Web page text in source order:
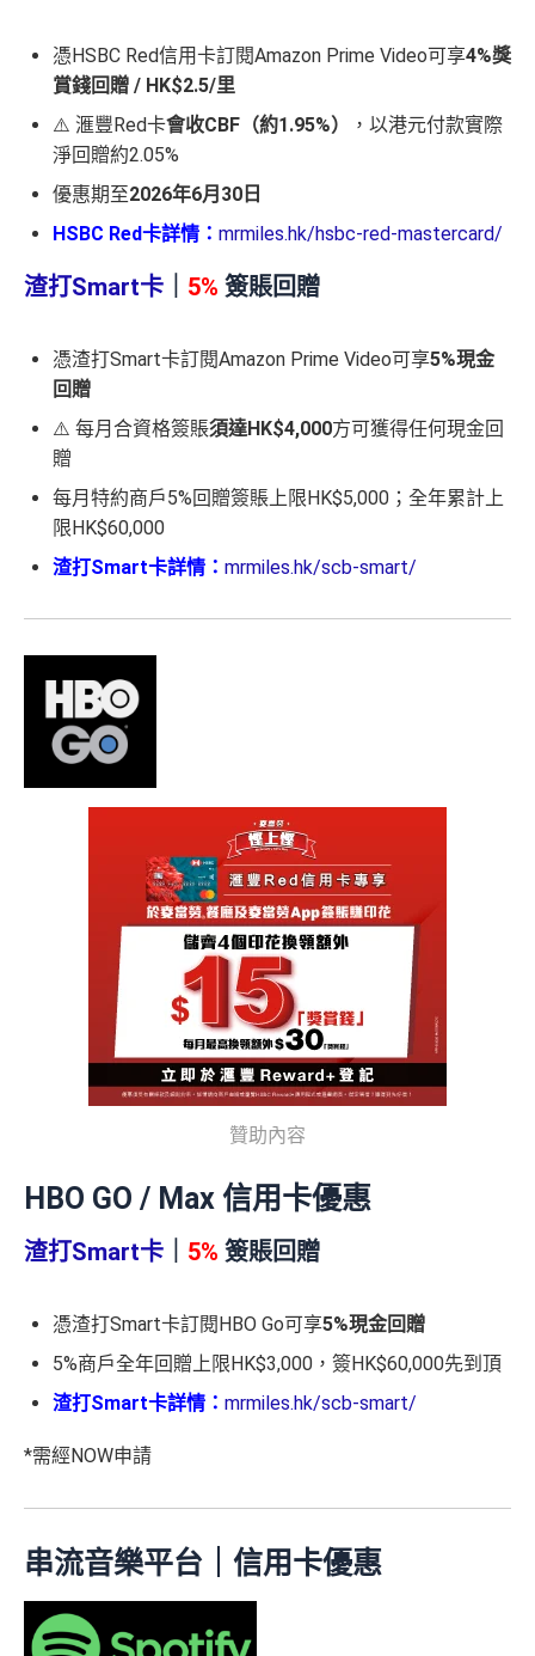
憑HSBC Red信用卡訂閱Amazon Prime Video可享4%獎
賞錢回贈 / HK$2.5/里
⚠️ 滙豐Red卡會收CBF（約1.95%）
，以港元付款實際
淨回贈約2.05%
優惠期至2026年6月30日
HSBC Red卡詳情： mrmiles.hk/hsbc-red-mastercard/
渣打Smart卡 5% 簽賬回贈
憑渣打Smart卡訂閱Amazon Prime Video可享5%現金
回贈
⚠️ 每月合資格簽賬須達HK$4,000方可獲得任何現金回
贈
每月特約商戶5%回贈簽賬上限HK$5,000；全年累計上
限HK$60,000
渣打Smart卡詳情： mrmiles.hk/scb-smart/
贊助內容
HBO GO / Max 信用卡優惠
渣打Smart卡 5% 簽賬回贈
憑渣打Smart卡訂閱HBO Go可享5%現金回贈
5%商戶全年回贈上限HK$3,000，簽HK$60,000先到頂
渣打Smart卡詳情： mrmiles.hk/scb-smart/
*需經NOW申請
串流音樂平台｜信用卡優惠